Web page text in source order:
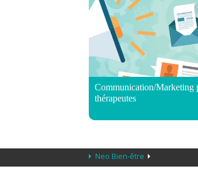
Communication/Marketing
thérapeutes
Neo Bien-être